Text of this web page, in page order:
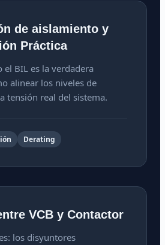
de aislamiento y
Práctica
el BIL es la verdadera
alinear los niveles de
tensión real del sistema.
Derating
VCB y Contactor
los disyuntores